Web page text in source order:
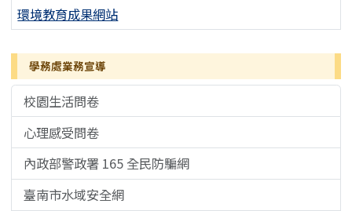
環境教育成果網站
學務處業務宣導
校園生活問卷
心理感受問卷
內政部警政署 165 全民防騙網
臺南市水域安全網